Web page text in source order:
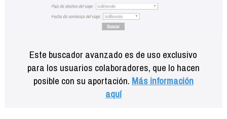
Este buscador avanzado es de uso exclusivo
para los usuarios colaboradores, que lo hacen
posible con su aportación. Más información
aquí